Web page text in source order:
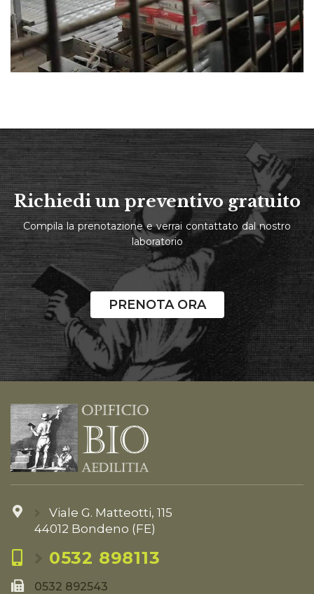
Richiedi un preventivo gratuito
Compila la prenotazione e verrai contattato dal nostro
laboratorio
PRENOTA ORA
Viale G. Matteotti, 115
44012 Bondeno (FE)
0532 898113
0532 892543